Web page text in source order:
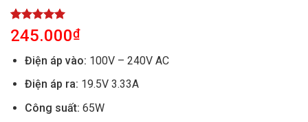
Rated 5.00
out of 5
1
customer
245.000₫
Điện áp vào: 100V – 240V AC
Điện áp ra: 19.5V 3.33A
Công suất: 65W